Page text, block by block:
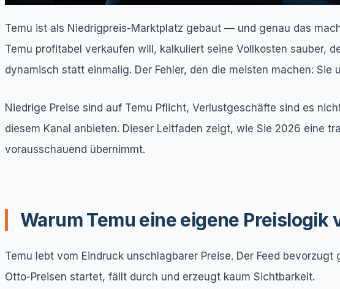
Temu ist als Niedrigpreis-Marktplatz gebaut — und genau das
Temu profitabel verkaufen will, kalkuliert seine Vollkosten sauber,
dynamisch statt einmalig. Der Fehler, den die meisten machen:
Niedrige Preise sind auf Temu Pflicht, Verlustgeschäfte sind es
diesem Kanal anbieten. Dieser Leitfaden zeigt, wie Sie 2026 eine
vorausschauend übernimmt.
Warum Temu eine eigene Preislogik
Temu lebt vom Eindruck unschlagbarer Preise. Der Feed
Otto-Preisen startet, fällt durch und erzeugt kaum Sichtbarkeit.